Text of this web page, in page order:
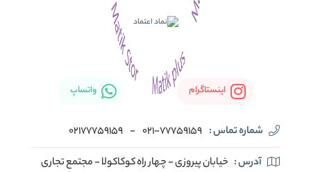
اینستاگرام واتساپ
شماره تماس : 021-77759159
-
02177759159
آدرس : خیابان پیروزی - چهار راه کوکاکولا - مجتمع تجاری